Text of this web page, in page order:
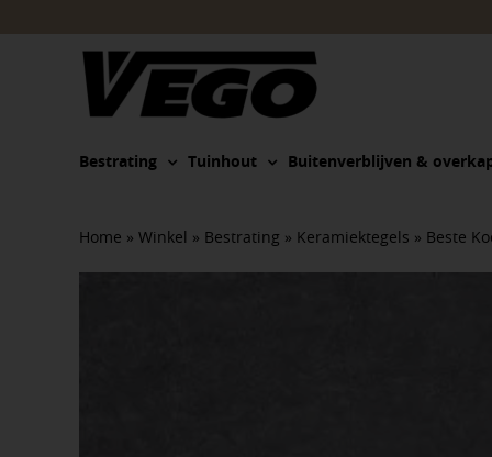
Bestrating Tuinhout Buitenverblijven &
Home » Winkel » Bestrating » Keramiektegels » Beste